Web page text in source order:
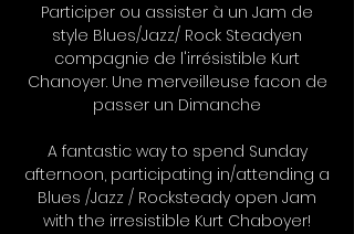
Participer ou assister à un Jam de
style Blues/Jazz/ Rock Steadyen
compagnie de l'irrésistible Kurt
Chanoyer. Une merveilleuse facon de
passer un Dimanche
A fantastic way to spend Sunday
afternoon, participating in/attending a
Blues /Jazz / Rocksteady open Jam
with the irresistible Kurt Chaboyer!